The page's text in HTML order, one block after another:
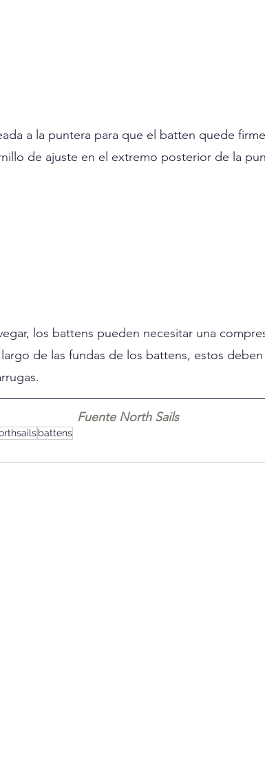
a la puntera para que el batten quede
de ajuste en el extremo posterior de la
los battens pueden necesitar una
de las fundas de los battens, estos
Fuente North Sails
battens